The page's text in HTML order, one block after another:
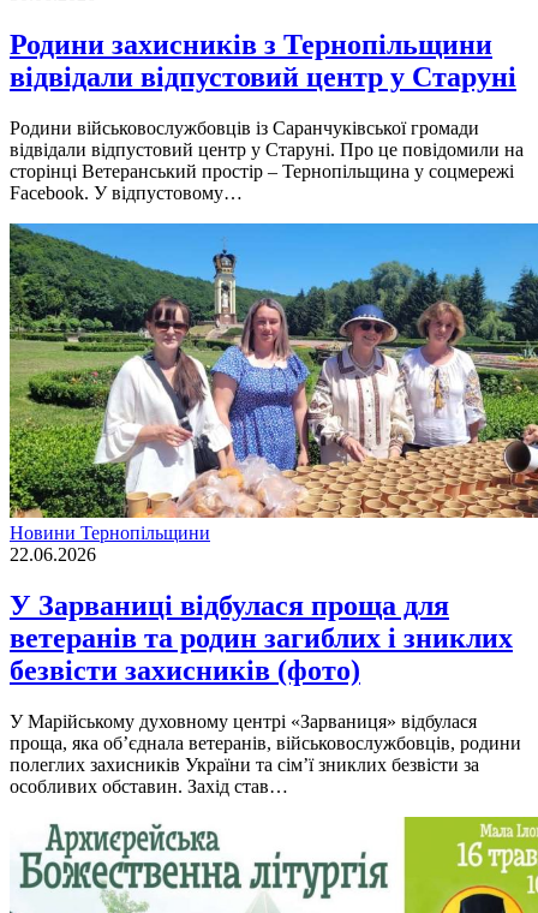
Родини захисників з Тернопільщини
відвідали відпустовий центр у Старуні
Родини військовослужбовців із Саранчуківської громади
відвідали відпустовий центр у Старуні. Про це повідомили на
сторінці Ветеранський простір – Тернопільщина у соцмережі
Facebook. У відпустовому…
Новини Тернопільщини
22.06.2026
У Зaрвaниці відбулaся прощa для
ветерaнів тa родин зaгиблих і зниклих
безвісти зaхисників (фото)
У Марійському духовному центрі «Зарваниця» відбулася
проща, яка об’єднала ветеранів, військовослужбовців, родини
полеглих захисників України та сім’ї зниклих безвісти за
особливих обставин. Захід став…